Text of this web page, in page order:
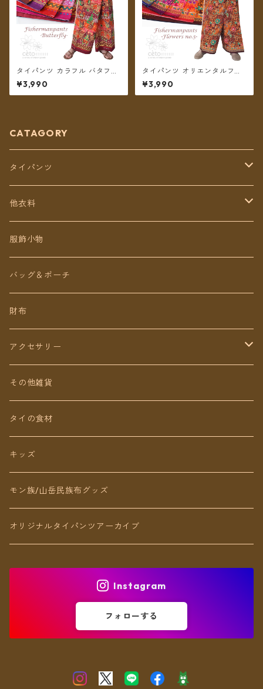
タイパンツ カラフル バタフラ
イプリント 6カラー リゾパン
ロング丈【メール便送料無
料】
¥3,990
タイパンツ オリエンタルフラ
ワー 7カラー リゾパン No.5 ロ
ング丈【メール便送料無料】
¥3,990
CATAGORY
タイパンツ
定番無地タイパンツ
チェトオリジナル
ロング丈
ミディアム丈
ショート丈
Baby&Kids
他衣料
トップス
ワンピース
パンツ
スカート
キッズ
服飾小物
バッグ＆ポーチ
財布
アクセサリー
ピアス（イヤリング）
ネックレス
リング
ブレスレット
アンクレット
その他雑貨
タイの食材
キッズ
モン族/山岳民族布グッズ
オリジナルタイパンツアーカイブ
Instagram
フォローする